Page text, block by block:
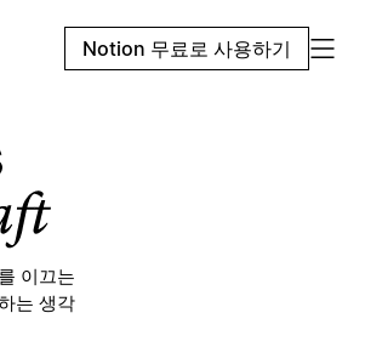
Notion 무료로 사용하기
이끄는
는 생각